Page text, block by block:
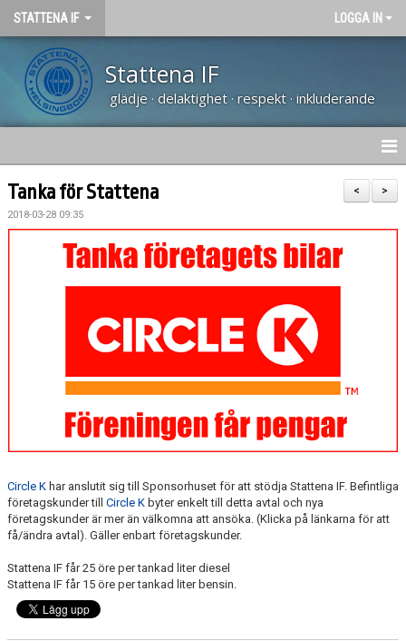
STATTENA IF LOGGA IN
Stattena IF
glädje · delaktighet · respekt · inkluderande
HEM
NYHETER
TRÄNARUTBILDNING SVFF D
VÅRA LAG
SPONSORER
AVGIFTER
FÖRENINGSSHOP
KONTAKT
STATTENA CUP
>
<
Tanka för Stattena
2018-03-28 09:35
Circle K har anslutit sig till Sponsorhuset för att stödja Stattena IF. Befintliga
företagskunder till Circle K byter enkelt till detta avtal och nya
företagskunder är mer än välkomna att ansöka. (Klicka på länkarna för att
få/ändra avtal). Gäller enbart företagskunder.
Stattena IF får 25 öre per tankad liter diesel
Stattena IF får 15 öre per tankad liter bensin.